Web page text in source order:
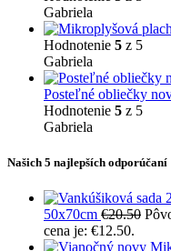
Gabriela
Hodnotenie 5 z 5
Gabriela
Posteľné obliečky
Hodnotenie 5 z 5
Gabriela
Našich 5 najlepších odporúčaní
50x70cm €20.50
cena je: €12.50.